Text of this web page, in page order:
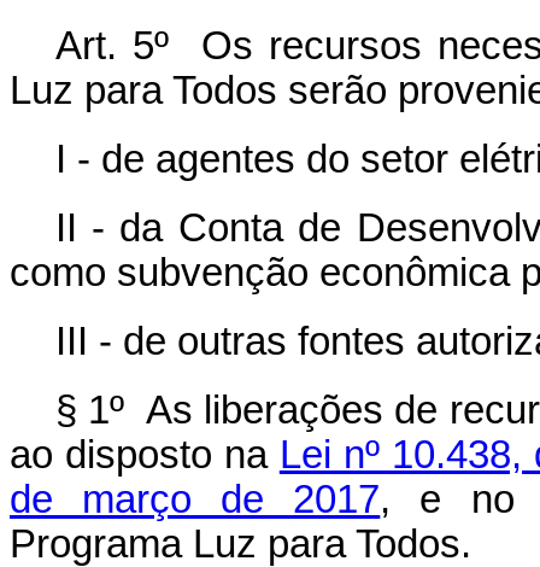
Art. 5º Os recursos
Luz para Todos serão
I - de agentes do setor
II - da Conta de
como subvenção econômica
III - de outras fontes
§ 1º As liberações de
ao disposto na Lei nº 10.438,
de março de 2017, e no
Programa Luz para Todos.